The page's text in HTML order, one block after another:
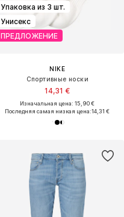
Упаковка из 3 шт.
Унисекс
ПРЕДЛОЖЕНИЕ
NIKE
Спортивные носки
14,31 €
Изначальная цена: 15,90 €
Последняя самая низкая цена:14,31 €